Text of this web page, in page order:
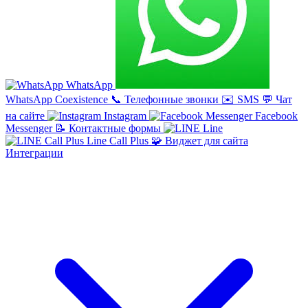
WhatsApp
WhatsApp Coexistence 📞 Телефонные звонки ✉️ SMS 💬 Чат
на сайте
Instagram
Facebook
Messenger 📝 Контактные формы
Line
Line Call Plus 🧩 Виджет для сайта
Интеграции